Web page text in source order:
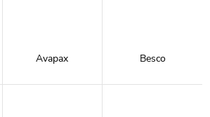
Avapax Besco